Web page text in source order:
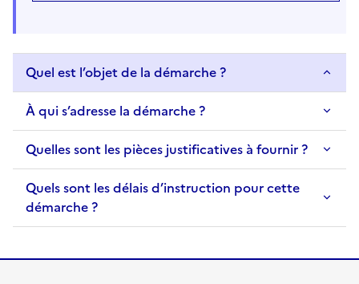
Quel est l’objet de la démarche ?
À qui s’adresse la démarche ?
Quelles sont les pièces justificatives à fournir ?
Quels sont les délais d’instruction pour cette
démarche ?